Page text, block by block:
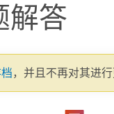
空间数据
施管理
创建现代化、有弹性且
。 规划和运营的地理方法
ArcGIS 博客
My Esri
界的全球 GIS 创新
活动
招贤纳士
解答
，并且不再对其进